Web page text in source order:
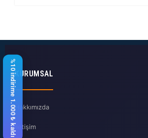
KURUMSAL
Hakkımızda
İletişim
%10 indirime 1.000 ₺ kaldı